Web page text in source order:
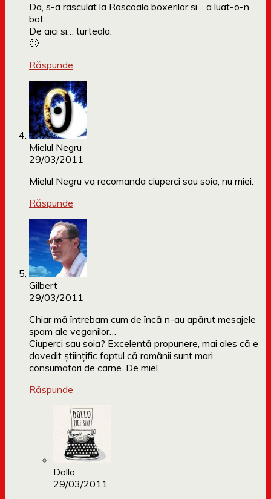
Da, s-a rasculat la Rascoala boxerilor si… a luat-o-n
bot.
De aici si… turteala.
🙂
Răspunde
Mielul Negru
29/03/2011
Mielul Negru va recomanda ciuperci sau soia, nu miei.
Răspunde
Gilbert
29/03/2011
Chiar mă întrebam cum de încă n-au apărut mesajele
spam ale veganilor…
Ciuperci sau soia? Excelentă propunere, mai ales că e
dovedit ştiinţific faptul că românii sunt mari
consumatori de carne. De miel.
Răspunde
Dollo
29/03/2011